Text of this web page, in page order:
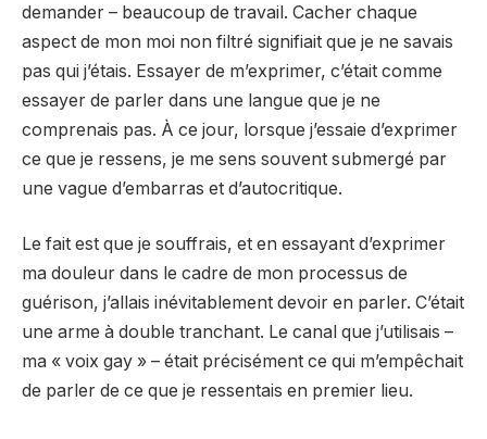
demander – beaucoup de travail. Cacher chaque
aspect de mon moi non filtré signifiait que je ne savais
pas qui j’étais. Essayer de m’exprimer, c’était comme
essayer de parler dans une langue que je ne
comprenais pas. À ce jour, lorsque j’essaie d’exprimer
ce que je ressens, je me sens souvent submergé par
une vague d’embarras et d’autocritique.
Le fait est que je souffrais, et en essayant d’exprimer
ma douleur dans le cadre de mon processus de
guérison, j’allais inévitablement devoir en parler. C’était
une arme à double tranchant. Le canal que j’utilisais –
ma « voix gay » – était précisément ce qui m’empêchait
de parler de ce que je ressentais en premier lieu.